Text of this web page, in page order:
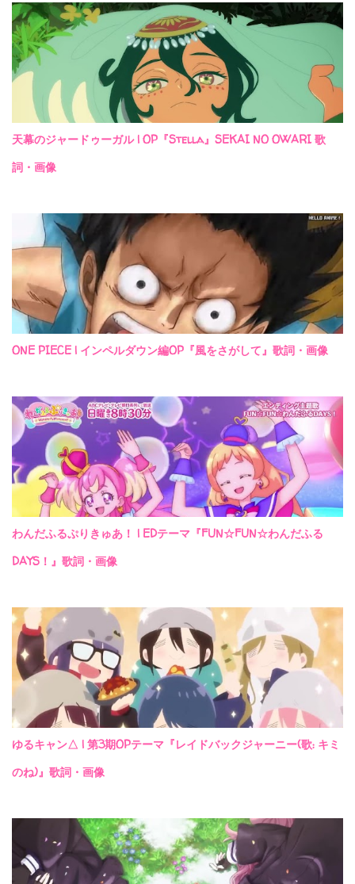
天幕のジャードゥーガル | OP『Stella』SEKAI NO OWARI 歌
詞・画像
ONE PIECE | インペルダウン編OP『風をさがして』歌詞・画像
わんだふるぷりきゅあ！ | EDテーマ『FUN☆FUN☆わんだふる
DAYS！』歌詞・画像
ゆるキャン△ | 第3期OPテーマ『レイドバックジャーニー(歌: キミ
のね)』歌詞・画像